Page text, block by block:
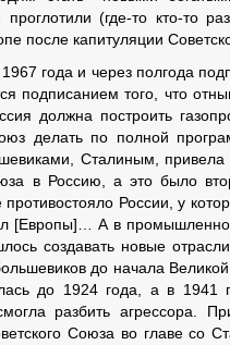
(где-то кто-то
после капитуляции
года и через полгода
подписанием того, что
должна построить
делать по полной
Сталиным, привела
в Россию, а это было
России, у
[Европы]… А в
создавать новые
до начала
до 1924 года, а в
разбить агрессора.
Союза во главе со